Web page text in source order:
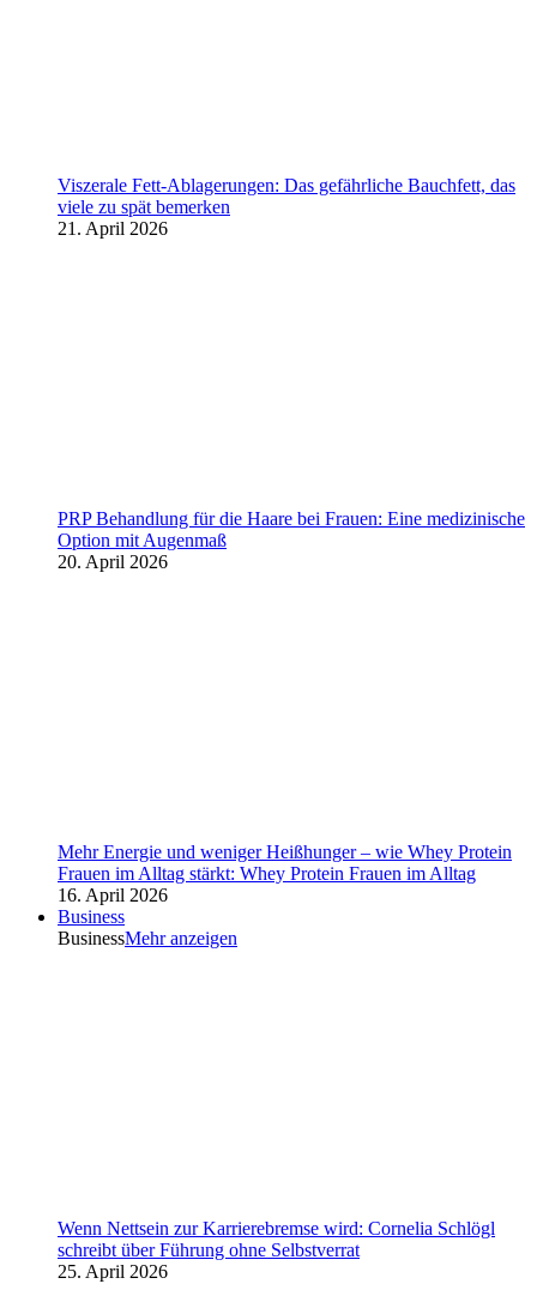
Viszerale Fett-Ablagerungen: Das gefährliche Bauchfett, das
viele zu spät bemerken
21. April 2026
PRP Behandlung für die Haare bei Frauen: Eine medizinische
Option mit Augenmaß
20. April 2026
Mehr Energie und weniger Heißhunger – wie Whey Protein
Frauen im Alltag stärkt: Whey Protein Frauen im Alltag
16. April 2026
Business
BusinessMehr anzeigen
Wenn Nettsein zur Karrierebremse wird: Cornelia Schlögl
schreibt über Führung ohne Selbstverrat
25. April 2026